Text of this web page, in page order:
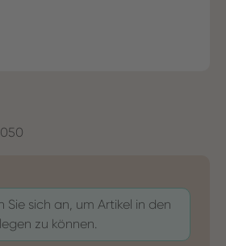
Sie sich an, um Artikel in den
zu können.